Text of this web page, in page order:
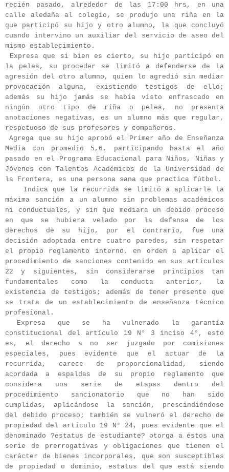
recién pasado, alrededor de las 17:00 hrs, en una
calle aledaña al colegio, se produjo una riña en la
que participó su hijo y otro alumno, la que concluyó
cuando intervino un auxiliar del servicio de aseo del
mismo establecimiento.
Expresa que si bien es cierto, su hijo participó en
la pelea, su proceder se limitó a defenderse de la
agresión del otro alumno, quien lo agredió sin mediar
provocación alguna, existiendo testigos de ello;
además su hijo jamás se había visto enfrascado en
ningún otro tipo de riña o pelea, no presenta
anotaciones negativas, es un alumno más que regular,
respetuoso de sus profesores y compañeros.
Agrega que su hijo aprobó el Primer año de Enseñanza
Media con promedio 5,6, participando hasta el año
pasado en el Programa Educacional para Niños, Niñas y
Jóvenes con Talentos Académicos de la Universidad de
la Frontera, es una persona sana que practica fútbol.
Indica que la recurrida se limitó a aplicarle la
máxima sanción a un alumno sin problemas académicos
ni conductuales, y sin que mediara un debido proceso
en que se hubiera velado por la defensa de los
derechos de su hijo, por el contrario, fue una
decisión adoptada entre cuatro paredes, sin respetar
el propio reglamento interno, en orden a aplicar el
procedimiento de sanciones contenido en sus artículos
22 y siguientes, sin considerarse principios tan
fundamentales como la conducta anterior, la
existencia de testigos; además de tener presente que
se trata de un establecimiento de enseñanza técnico
profesional.
Expresa que se ha vulnerado la garantía
constitucional del artículo 19 N° 3 inciso 4°, esto
es, el derecho a no ser juzgado por comisiones
especiales, pues evidente que el actuar de la
recurrida, carece de proporcionalidad, siendo
acordada a espaldas de su propio reglamento que
considera una serie de etapas dentro del
procedimiento sancionatorio que no han sido
cumplidas, aplicándose la sanción, prescindiéndose
del debido proceso; también se vulneró el derecho de
propiedad del artículo 19 N° 24, pues evidente que el
denominado ?estatus de estudiante? otorga a éstos una
serie de prerrogativas y obligaciones que tienen el
carácter de bienes incorporales, que son susceptibles
de propiedad o dominio, estatus del que está siendo